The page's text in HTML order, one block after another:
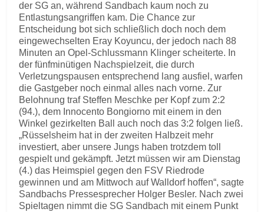
der SG an, während Sandbach kaum noch zu
Entlastungsangriffen kam. Die Chance zur
Entscheidung bot sich schließlich doch noch dem
eingewechselten Eray Koyuncu, der jedoch nach 88
Minuten an Opel-Schlussmann Klinger scheiterte. In
der fünfminütigen Nachspielzeit, die durch
Verletzungspausen entsprechend lang ausfiel, warfen
die Gastgeber noch einmal alles nach vorne. Zur
Belohnung traf Steffen Meschke per Kopf zum 2:2
(94.), dem Innocento Bongiorno mit einem in den
Winkel gezirkelten Ball auch noch das 3:2 folgen ließ.
„Rüsselsheim hat in der zweiten Halbzeit mehr
investiert, aber unsere Jungs haben trotzdem toll
gespielt und gekämpft. Jetzt müssen wir am Dienstag
(4.) das Heimspiel gegen den FSV Riedrode
gewinnen und am Mittwoch auf Walldorf hoffen“, sagte
Sandbachs Pressesprecher Holger Besler. Nach zwei
Spieltagen nimmt die SG Sandbach mit einem Punkt